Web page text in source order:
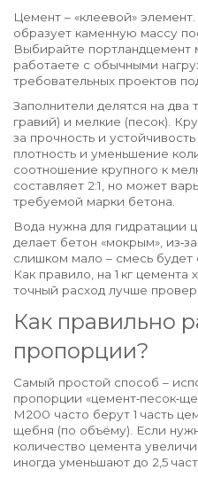
Цемент – «клеевой»
образует каменную массу
Выбирайте
работаете с обычными
требовательных проектов
Заполнители делятся на два
гравий) и мелкие (песок).
за прочность и
плотность и уменьшение
соотношение крупного к
составляет 2:1, но может
требуемой марки бетона.
Вода нужна для гидратации
делает бетон «мокрым»,
слишком мало – смесь будет
Как правило, на 1 кг цемента
точный расход лучше
Как правильно
пропорции?
Самый простой способ –
пропорции
М200 часто берут 1 часть
щебня (по объёму). Если
количество цемента
иногда уменьшают до 2,5